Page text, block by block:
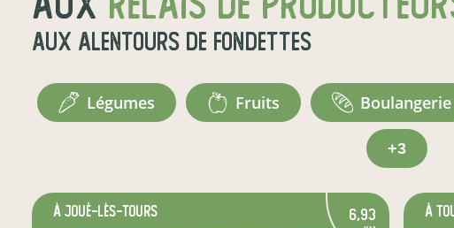
aux alentours de Fondettes
légumes fruits boulangerie
+3
à Joué-lès-Tours 6,93 à